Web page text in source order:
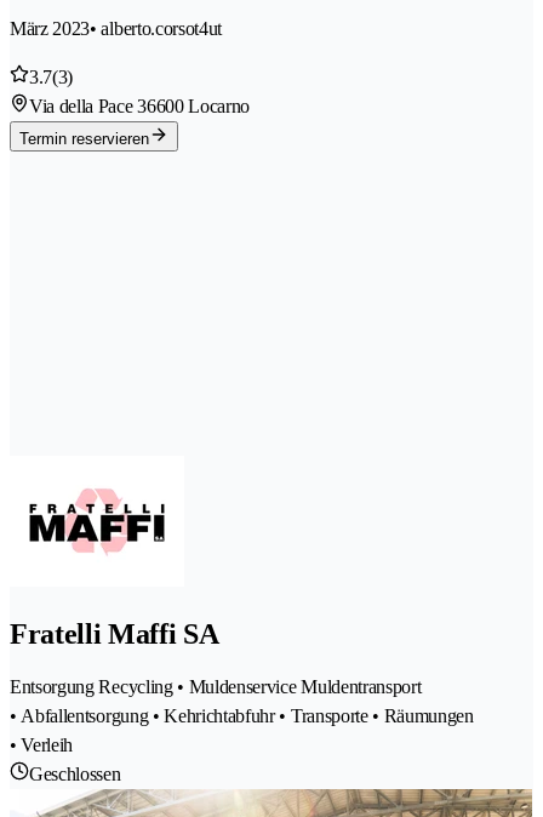
März 2023• alberto.corsot4ut
3.7(3)
Via della Pace 36600 Locarno
Termin reservieren
Fratelli Maffi SA
Entsorgung Recycling • Muldenservice Muldentransport
• Abfallentsorgung • Kehrichtabfuhr • Transporte • Räumungen
• Verleih
Geschlossen